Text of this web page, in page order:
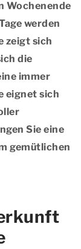
Wochenende
werden
zeigt sich
die
immer
eignet sich
Sie eine
gemütlichen